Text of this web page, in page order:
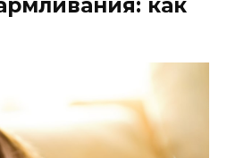
как